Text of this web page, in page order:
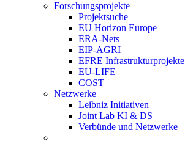
Forschungsprojekte
Projektsuche
EU Horizon Europe
ERA-Nets
EIP-AGRI
EFRE Infrastrukturprojekte
EU-LIFE
COST
Netzwerke
Leibniz Initiativen
Joint Lab KI & DS
Verbünde und Netzwerke